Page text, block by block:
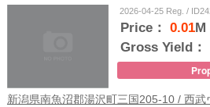
2026-04-25 Reg. /
Price： 0.01M
Gross Yield：
新潟県南魚沼郡湯沢町三国205-10 / 西武